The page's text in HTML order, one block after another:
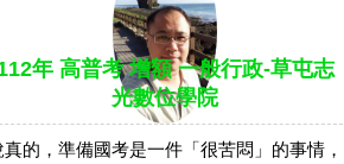
年 高普考 增額 一般行政-草屯志
光數位學院
真的，準備國考是一件「很苦悶」的事情，